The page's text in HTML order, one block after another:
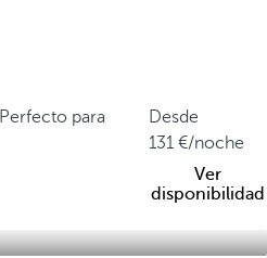
Perfecto para
Desde
131
/noche
Ver
disponibilidad